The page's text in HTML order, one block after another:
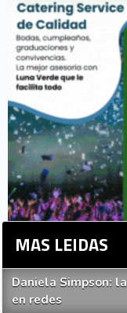
MAS LEIDAS
Daniela Simpson:
en redes